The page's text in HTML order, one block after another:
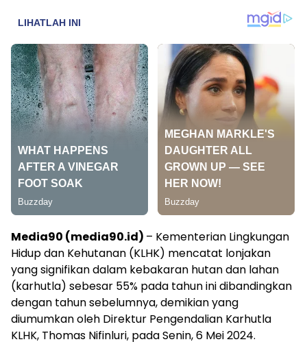
Media90 (media90.id) – Kementerian Lingkungan
Hidup dan Kehutanan (KLHK) mencatat lonjakan
yang signifikan dalam kebakaran hutan dan lahan
(karhutla) sebesar 55% pada tahun ini dibandingkan
dengan tahun sebelumnya, demikian yang
diumumkan oleh Direktur Pengendalian Karhutla
KLHK, Thomas Nifinluri, pada Senin, 6 Mei 2024.